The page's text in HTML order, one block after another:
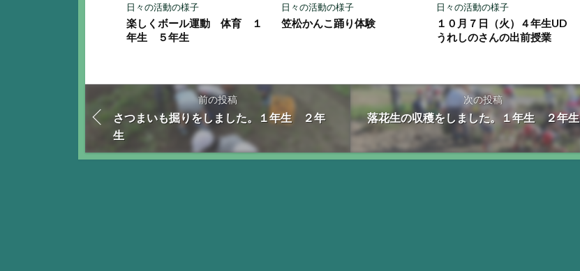
日々の活動の様子
楽しくボール運動 体育 １
年生 ５年生
日々の活動の様子
笠松かんこ踊り体験
日々の活動の様子
１０月７日（火）４年生UD
うれしのさんの出前授業
前の投稿
さつまいも掘りをしました。１年生 ２年
生
次の投稿
落花生の収穫をしました。１年生 ２年生